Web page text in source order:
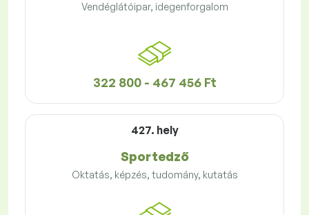
Vendéglátóipar, idegenforgalom
322 800 - 467 456 Ft
427. hely
Sportedző
Oktatás, képzés, tudomány, kutatás